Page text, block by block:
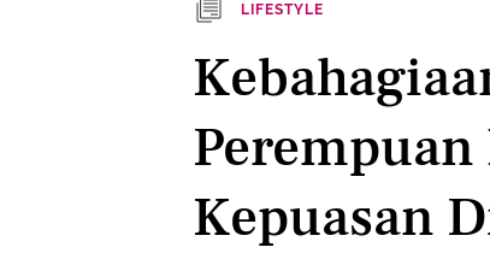
LIFESTYLE
Kepuasan